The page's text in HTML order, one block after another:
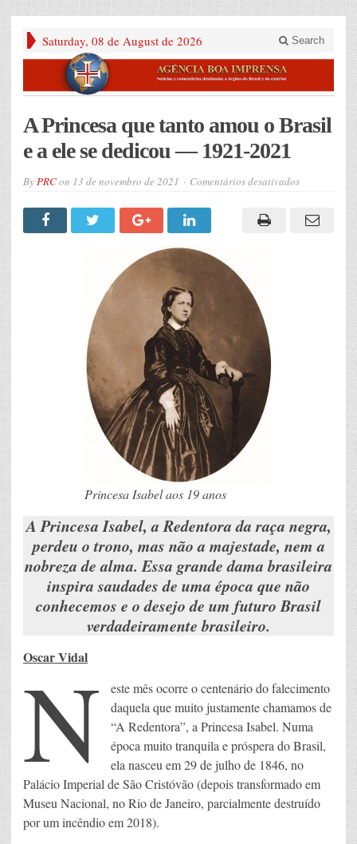
Saturday, 08 de August de 2026 Search
A Princesa que tanto amou o Brasil
e a ele se dedicou — 1921-2021
ByPRCon 13 de novembro de 2021 Comentários desativadosem
que
tanto
Princesa Isabel aos 19 anos
A Princesa Isabel, a Redentora da raça negra,
perdeu o trono, mas não a majestade, nem a
nobreza de alma. Essa grande dama brasileira
inspira saudades de uma época que não
conhecemos e o desejo de um futuro Brasil
verdadeiramente brasileiro.
Oscar Vidal
N
este mês ocorre o centenário do falecimento
daquela que muito justamente chamamos de
“A Redentora”, a Princesa Isabel. Numa
época muito tranquila e próspera do Brasil,
ela nasceu em 29 de julho de 1846, no
Palácio Imperial de São Cristóvão (depois transformado em
Museu Nacional, no Rio de Janeiro, parcialmente destruído
por um incêndio em 2018).